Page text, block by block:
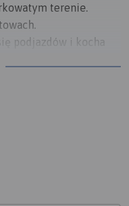
terenie.
podjazdów i kocha